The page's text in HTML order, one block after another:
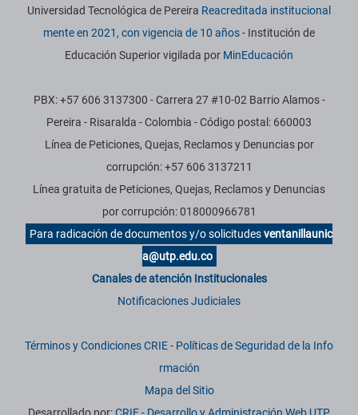
Universidad Tecnológica de Pereira Reacreditada institucional
mente en 2021, con vigencia de 10 años- Institución de
Educación Superior vigilada por MinEducación
PBX: +57 606 3137300 - Carrera 27 #10-02 Barrio Alamos -
Pereira - Risaralda - Colombia - Código postal: 660003
Línea de Peticiones, Quejas, Reclamos y Denuncias por
corrupción: +57 606 3137211
Línea gratuita de Peticiones, Quejas, Reclamos y Denuncias
por corrupción: 018000966781
Para radicación de documentos y/o solicitudesventanillaunic
a@utp.edu.co
Canales de atención Institucionales
Notificaciones Judiciales
Términos y Condiciones CRIE- Políticas de Seguridad de la Info
rmación
Mapa del Sitio